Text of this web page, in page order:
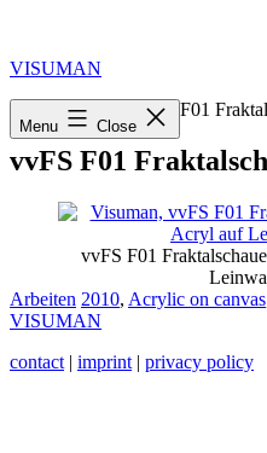
content
VISUMAN
Menu Close
Home »2010 vvFS F01
vvFS F01
vvFS F01
Categorized
as
Arbeiten Tagged
2010, Acrylic on canvas
VISUMAN
contact | imprint | privacy policy